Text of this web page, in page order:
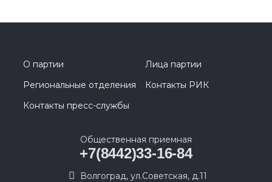
О партии
Лица партии
Региональные отделения
Контакты РИК
Контакты пресс-службы
Общественная приемная
+7(8442)33-16-84
Волгоград, ул.Советская, д.11